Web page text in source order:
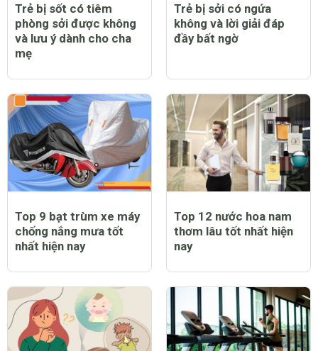
Trẻ bị sốt có tiêm
phòng sởi được không
và lưu ý dành cho cha
mẹ
Trẻ bị sởi có ngứa
không và lời giải đáp
đầy bất ngờ
Top 9 bạt trùm xe máy
chống nắng mưa tốt
nhất hiện nay
Top 12 nước hoa nam
thơm lâu tốt nhất hiện
nay